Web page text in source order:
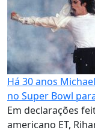
Há 30 anos
no Super Bowl
Em declarações
americano ET,